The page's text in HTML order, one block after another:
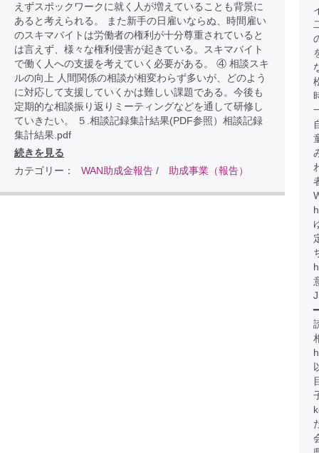
えずスポックワークに就く人が増えていることも背景に
あると考えられる。 また新手の日雇いならぬ、時間雇い
のスキマバイトは労働者の権利が十分尊重されていると
は言えず、様々な権利侵害が起きている。スキマバイト
で働く人への支援を考えていく必要がある。 ④ 相談スキ
ルの向上 人間関係の相談が相変わらず多いが、どのよう
に対応して支援していくかは難しい課題である。今後も
定期的な相談振り返りミーティングなどを通して研修し
ていきたい。 ５.相談記録集計結果(PDF参照）相談記録
集計結果.pdf
続きを見る
カテゴリー：
WAN助成金報告 / 助成事業（報告）